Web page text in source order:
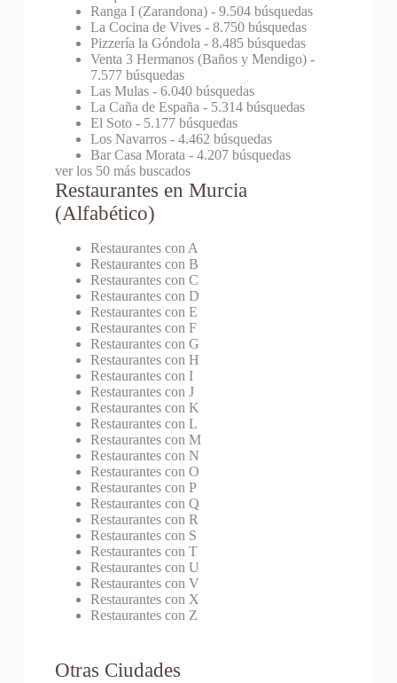
Ranga I (Zarandona)- 9.504 búsquedas
La Cocina de Vives- 8.750 búsquedas
Pizzería la Góndola - 8.485 búsquedas
Venta 3 Hermanos (Baños y Mendigo)-
7.577 búsquedas
Las Mulas- 6.040 búsquedas
La Caña de España - 5.314 búsquedas
El Soto- 5.177 búsquedas
Los Navarros- 4.462 búsquedas
Bar Casa Morata - 4.207 búsquedas
ver los 50 más buscados
Restaurantes en Murcia
(Alfabético)
Restaurantes con A
Restaurantes con B
Restaurantes con C
Restaurantes con D
Restaurantes con E
Restaurantes con F
Restaurantes con G
Restaurantes con H
Restaurantes con I
Restaurantes con J
Restaurantes con K
Restaurantes con L
Restaurantes con M
Restaurantes con N
Restaurantes con O
Restaurantes con P
Restaurantes con Q
Restaurantes con R
Restaurantes con S
Restaurantes con T
Restaurantes con U
Restaurantes con V
Restaurantes con X
Restaurantes con Z
Otras Ciudades